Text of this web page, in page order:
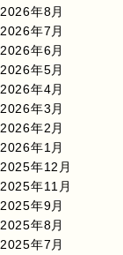
2026年8月
2026年7月
2026年6月
2026年5月
2026年4月
2026年3月
2026年2月
2026年1月
2025年12月
2025年11月
2025年9月
2025年8月
2025年7月